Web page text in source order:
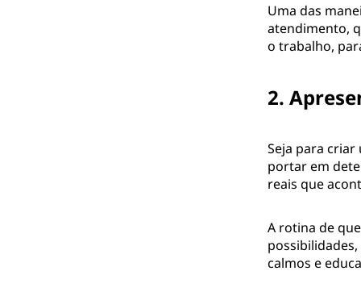
Uma das
atendimento,
o trabalho,
2.
Seja para
portar em
reais que
A rotina de
calmos e